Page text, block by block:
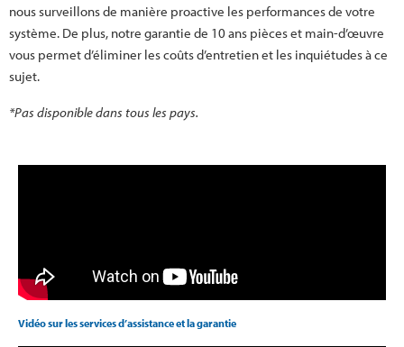
nous surveillons de manière proactive les performances de votre
système. De plus, notre garantie de 10 ans pièces et main-d’œuvre
vous permet d’éliminer les coûts d’entretien et les inquiétudes à ce
sujet.
*Pas disponible dans tous les pays.
Vidéo sur les services d’assistance et la garantie